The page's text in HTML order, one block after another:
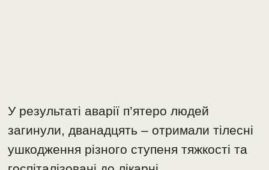
У результаті аварії п’ятеро людей
загинули, дванадцять – отримали тілесні
ушкодження різного ступеня тяжкості та